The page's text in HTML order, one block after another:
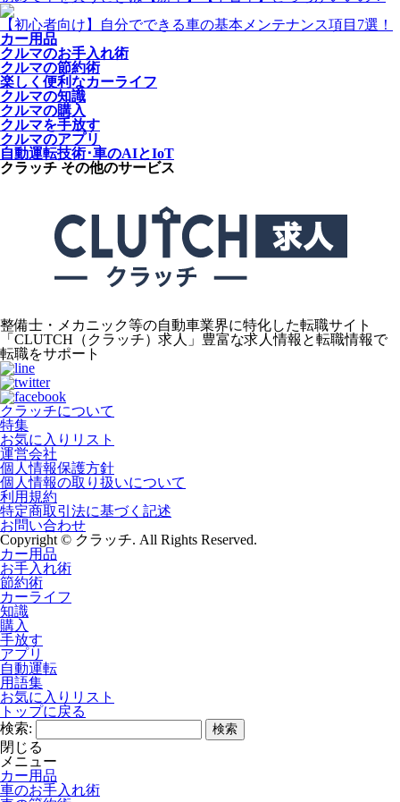
【初心者向け】自分でできる車の基本メンテナンス項目7選！
カー用品
クルマのお手入れ術
クルマの節約術
楽しく便利なカーライフ
クルマの知識
クルマの購入
クルマを手放す
クルマのアプリ
自動運転技術･車のAIとIoT
クラッチ その他のサービス
整備士・メカニック等の自動車業界に特化した転職サイト
「CLUTCH（クラッチ）求人」豊富な求人情報と転職情報で
転職をサポート
クラッチについて
特集
お気に入りリスト
運営会社
個人情報保護方針
個人情報の取り扱いについて
利用規約
特定商取引法に基づく記述
お問い合わせ
Copyright © クラッチ. All Rights Reserved.
カー用品
お手入れ術
節約術
カーライフ
知識
購入
手放す
アプリ
自動運転
用語集
お気に入りリスト
トップに戻る
検索:
閉じる
メニュー
カー用品
車のお手入れ術